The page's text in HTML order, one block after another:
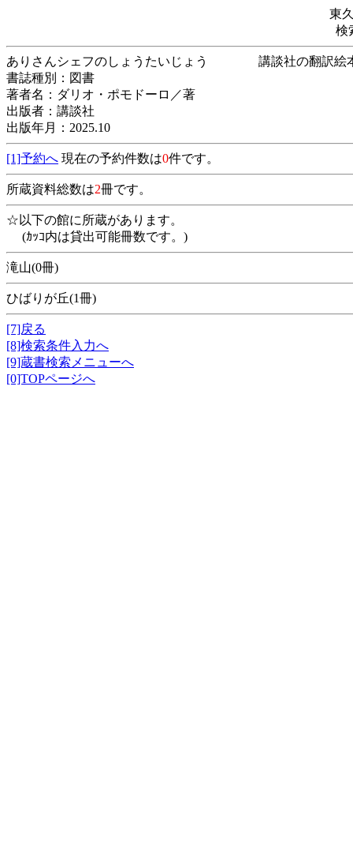
東
検
ありさんシェフのしょうたいじょう 講談社
書誌種別：図書
著者名：ダリオ・ポモドーロ／著
出版者：講談社
出版年月：2025.10
[1]予約へ 現在の予約件数は0件です。
所蔵資料総数は2冊です。
☆以下の館に所蔵があります。
(ｶｯｺ内は貸出可能冊数です。)
滝山(0冊)
ひばりが丘(1冊)
[7]戻る
[8]検索条件入力へ
[9]蔵書検索メニューへ
[0]TOPページへ